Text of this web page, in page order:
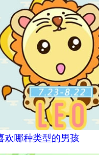
欢哪种类型的男孩